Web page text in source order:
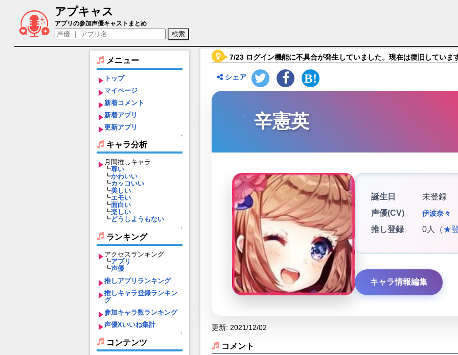
アプキャス
辛憲英（声優：伊波奈々)【放置少女?百花繚乱の萌姫たち?】キャラ紹介
アプリの参加声優キャストまとめ
メニュー
トップ
マイページ
新着コメント
新着アプリ
更新アプリ
↑
キャラ分析
月間推しキャラ
┗尊い
┗かわいい
┗カッコいい
┗美しい
┗エモい
┗面白い
┗楽しい
┗どうしようもない
↑
ランキング
アクセスランキング
┗アプリ
┗声優
推しアプリランキング
推しキャラ登録ランキン
グ
参加キャラ数ランキング
声優Xいいね集計
↑
コンテンツ
7/23 ログイン機能に不具合が発生していました。現在は復旧していま
シェア
辛憲英
誕生日
未登録
声優(CV)
伊波奈々
推し登録 0人（★
キャラ情報編集
更新: 2021/12/02
コメント